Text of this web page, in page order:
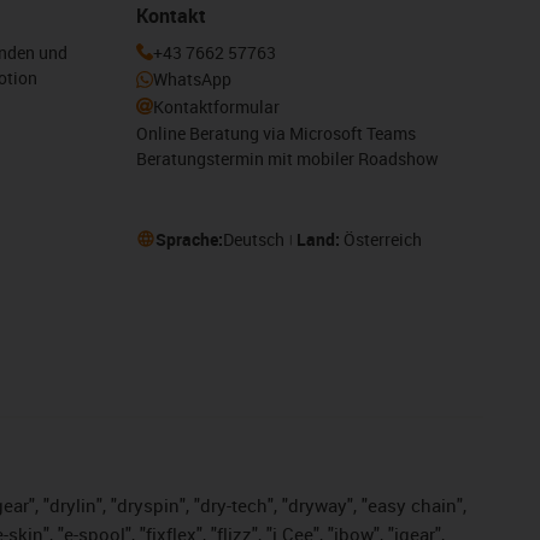
und
Kontakt
+43 7662 57763
WhatsApp
Kontaktformular
Online Beratung via Microsoft Teams
Beratungstermin mit mobiler Roadshow
Sprache:Deutsch Land: Österreich
"drylin", "dryspin", "dry-tech", "dryway", "easy chain",
"e-spool", "fixflex", "flizz", "i.Cee", "ibow", "igear",